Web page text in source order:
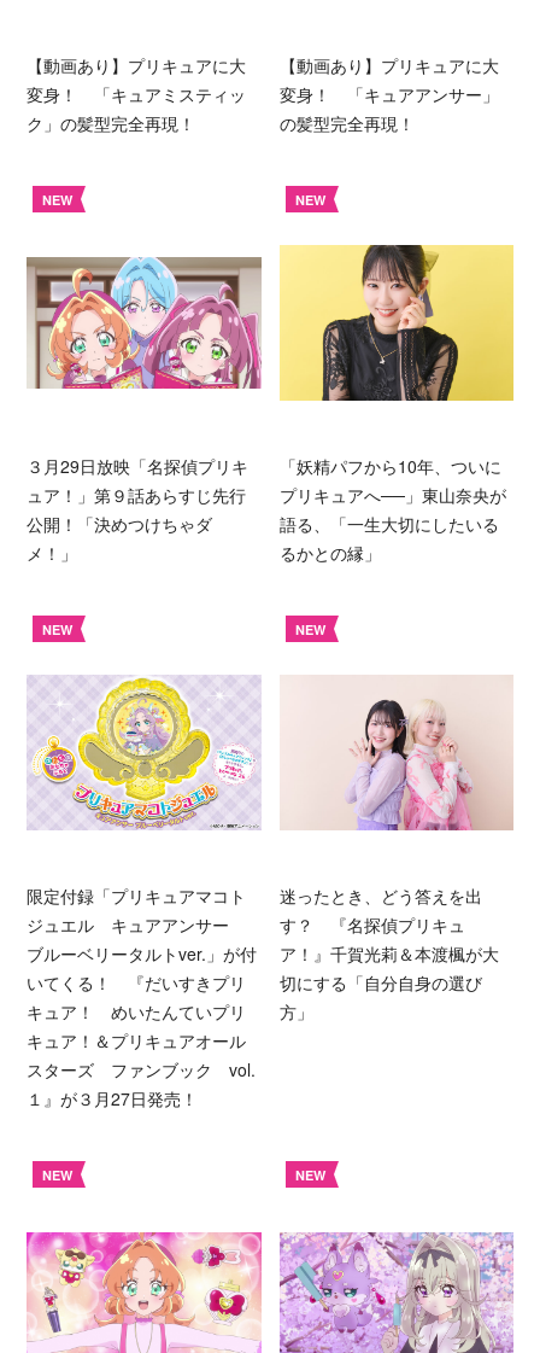
【動画あり】プリキュアに大
変身！ 「キュアミスティッ
ク」の髪型完全再現！
【動画あり】プリキュアに大
変身！ 「キュアアンサー」
の髪型完全再現！
NEW
３月29日放映「名探偵プリキ
ュア！」第９話あらすじ先行
公開！「決めつけちゃダ
メ！」
NEW
「妖精パフから10年、ついに
プリキュアへ──」東山奈央が
語る、「一生大切にしたいる
るかとの縁」
NEW
限定付録「プリキュアマコト
ジュエル キュアアンサー
ブルーベリータルトver.」が付
いてくる！ 『だいすきプリ
キュア！ めいたんていプリ
キュア！＆プリキュアオール
スターズ ファンブック vol.
１』が３月27日発売！
NEW
迷ったとき、どう答えを出
す？ 『名探偵プリキュ
ア！』千賀光莉＆本渡楓が大
切にする「自分自身の選び
方」
NEW NEW